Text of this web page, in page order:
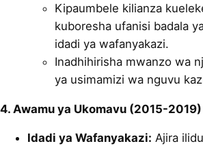
Kipaumbele kilianza
kuboresha ufanisi badala
idadi ya wafanyakazi.
Inadhihirisha mwanzo wa
ya usimamizi wa nguvu
4. Awamu ya Ukomavu (2015-2019)
Idadi ya Wafanyakazi: Ajira